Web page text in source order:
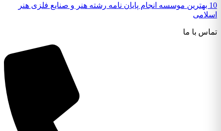
10 بهترین موسسه انجام پایان نامه رشته هنر و صنایع فلزی هنر
اسلامی
تماس با ما